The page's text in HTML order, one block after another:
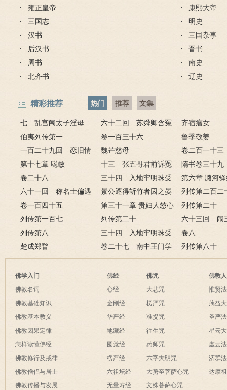
教占梦者以
雍正皇帝
康熙大帝
三国志
明史
汉书
三国杂事
后汉书
晋书
周书
南史
北齐书
辽史
精彩推荐 热门 推荐 文集
七 乱宫闱太子淫母
妃 宴仲秋康熙祭上苍
六十二回 苏舜卿含冤
归太虚 刘墨林暴怒斥禽
兽
齐宿瘤女
伯夷列传第一
卷一百三十六
鲁季敬姜
一百二十九回 恋旧情
雍正幸引娣 慰小妾允祉
违圣旨
魏芒慈母
卷二百一十三
第十七章 聪敏
十三 张五哥君前诉冤
情 十三爷府邸赏亲兵
隋书卷三十
第四
卷二十八
三十四 入地牢明珠受
酷刑 抗权贵刘华报君
恩
第六章 潞河
戏 瞒真情巧
六十一回 称名士偏遇
大方家 探情人又见死对
头
景公逐得斩竹者囚之晏
子谏第三
列传第二百二
下
卷一百四十五
第三十一章 贵妇人慈心
悯沉沦 帝乾隆雷雨理国
政
列传第二十
淮之王韶之荀
列传第一百七 列传第二十
六十三回 闹
敢撒野 演阵
骸
列传第八
三十四 入地牢明珠受
酷刑 抗权贵刘华报君
恩
卷八
楚成郑瞀
卷二十七 南中王门学
案三
列传第八十
佛学入门
佛教名词
佛教基础知识
佛教基本教义
佛教因果定律
怎样读懂佛经
佛教修行及戒律
佛教僧侣与居士
佛教传播与发展
佛经
心经
金刚经
华严经
地藏经
圆觉经
楞严经
六祖坛经
无量寿经
佛咒
大悲咒
楞严咒
准提咒
往生咒
药师咒
六字大明咒
大势至菩萨心咒
文殊菩萨心咒
佛教
惟贤
蕅益
圣严
星云
虚云
济群
达摩